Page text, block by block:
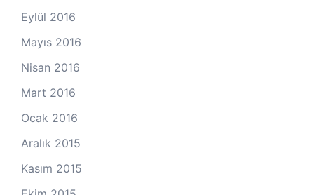
Eylül 2016
Mayıs 2016
Nisan 2016
Mart 2016
Ocak 2016
Aralık 2015
Kasım 2015